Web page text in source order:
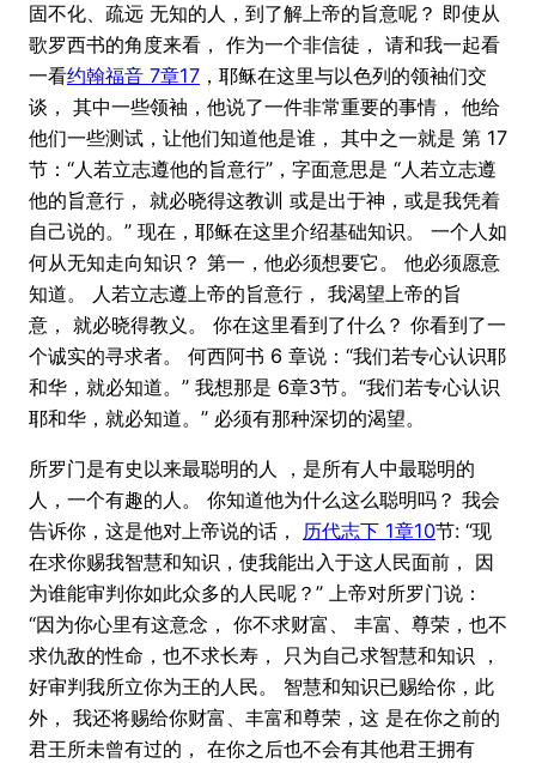
固不化、疏远 无知的人，到了解上帝的旨意呢？ 即使从
歌罗西书的角度来看， 作为一个非信徒， 请和我一起看
一看约翰福音 7章17 ，耶稣在这里与以色列的领袖们交
谈， 其中一些领袖，他说了一件非常重要的事情， 他给
他们一些测试，让他们知道他是谁， 其中之一就是 第 17
节：“人若立志遵他的旨意行”，字面意思是 “人若立志遵
他的旨意行， 就必晓得这教训 或是出于神，或是我凭着
自己说的。” 现在，耶稣在这里介绍基础知识。 一个人如
何从无知走向知识？ 第一，他必须想要它。 他必须愿意
知道。 人若立志遵上帝的旨意行， 我渴望上帝的旨
意， 就必晓得教义。 你在这里看到了什么？ 你看到了一
个诚实的寻求者。 何西阿书 6 章说：“我们若专心认识耶
和华，就必知道。” 我想那是 6章3节。“我们若专心认识
耶和华，就必知道。” 必须有那种深切的渴望。
所罗门是有史以来最聪明的人 ，是所有人中最聪明的
人，一个有趣的人。 你知道他为什么这么聪明吗？ 我会
告诉你，这是他对上帝说的话， 历代志下 1章10节: “现
在求你赐我智慧和知识，使我能出入于这人民面前， 因
为谁能审判你如此众多的人民呢？” 上帝对所罗门说：
“因为你心里有这意念， 你不求财富、 丰富、尊荣，也不
求仇敌的性命，也不求长寿， 只为自己求智慧和知识 ，
好审判我所立你为王的人民。 智慧和知识已赐给你，此
外， 我还将赐给你财富、丰富和尊荣，这 是在你之前的
君王所未曾有过的， 在你之后也不会有其他君王拥有